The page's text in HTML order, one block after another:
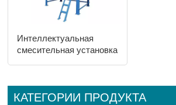
Интеллектуальная
смесительная установка
КАТЕГОРИИ ПРОДУКТА